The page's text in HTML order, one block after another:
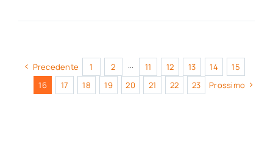
Precedente 1 2 ··· 11 12 13 14
15
16
17 18 19 20 21 22 23 Prossimo